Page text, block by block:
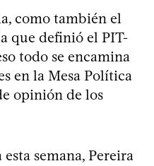
como también el
que definió el PIT-
todo se encamina
en la Mesa Política
opinión de los
semana, Pereira